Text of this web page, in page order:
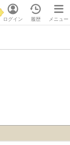
ログイン 履歴 メニュー